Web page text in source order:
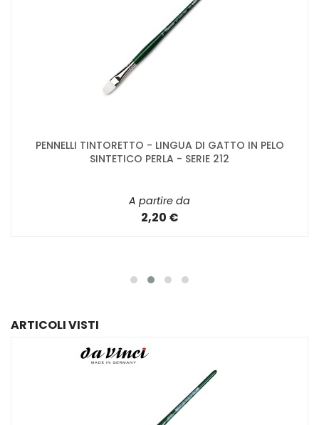
PENNELLI TINTORETTO - LINGUA DI GATTO IN PELO
SINTETICO PERLA - SERIE 212
A partire da
2,20 €
ARTICOLI VISTI